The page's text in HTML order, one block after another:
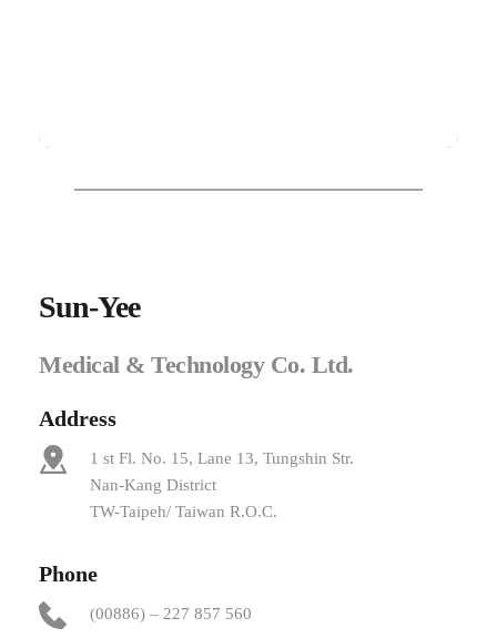
Sun-Yee
Medical & Technology Co. Ltd.
Address
1 st Fl. No. 15, Lane 13, Tungshin Str.
Nan-Kang District
TW-Taipeh/ Taiwan R.O.C.
Phone
(00886) – 227 857 560